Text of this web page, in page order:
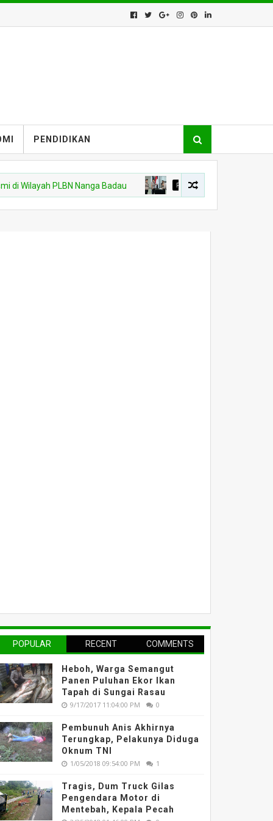
PENDIDIKAN
PLBN Nanga Badau POLDA KALBAR
POPULAR RECENT COMMENTS
Heboh, Warga Semangut
Panen Puluhan Ekor Ikan
Tapah di Sungai Rasau
9/17/2017 11:04:00 PM 0
Pembunuh Anis Akhirnya
Terungkap, Pelakunya Diduga
Oknum TNI
1/05/2018 09:54:00 PM 1
Tragis, Dum Truck Gilas
Pengendara Motor di
Mentebah, Kepala Pecah